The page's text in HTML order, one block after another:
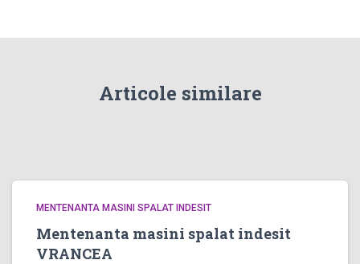
Articole similare
MENTENANTA MASINI SPALAT INDESIT
Mentenanta masini spalat indesit
VRANCEA